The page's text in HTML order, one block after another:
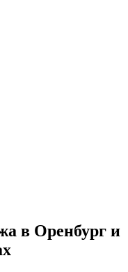
в Оренбург и